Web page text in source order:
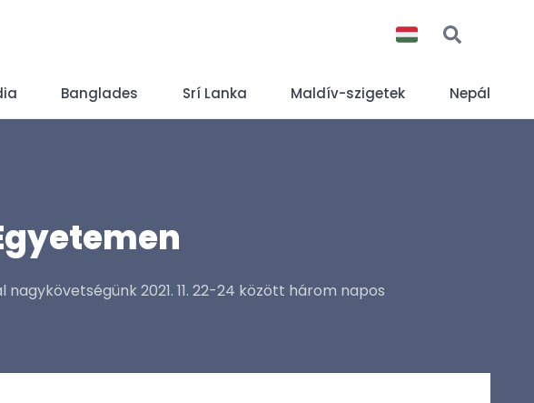
Banglades Srí Lanka Maldív-szigetek Nepál
2021. 11. 22-24 között három napos